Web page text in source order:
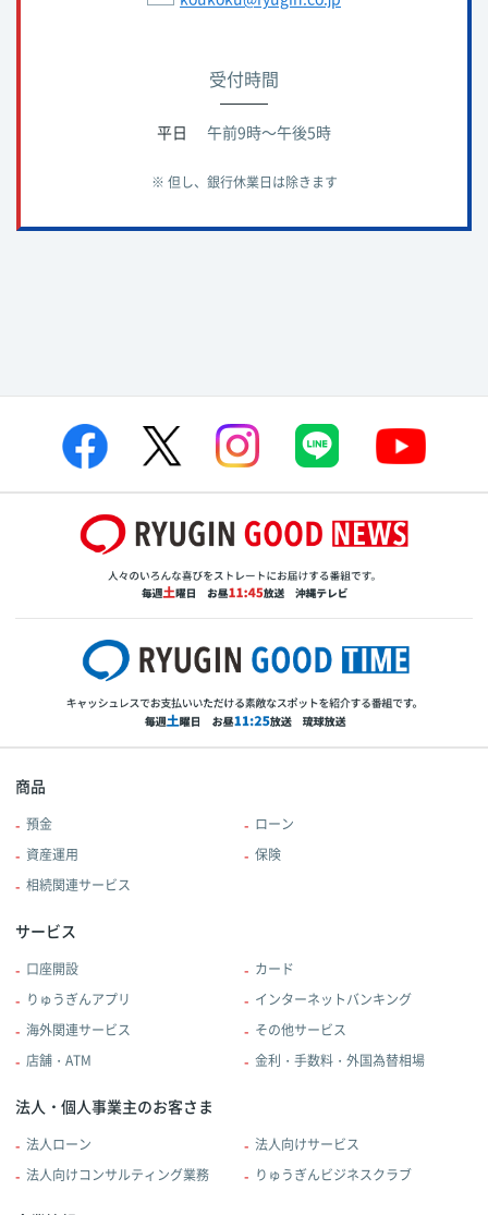
受付時間
平日 午前9時～午後5時
※ 但し、銀行休業日は除きます
商品
預金
ローン
資産運用
保険
相続関連サービス
サービス
口座開設
カード
りゅうぎんアプリ
インターネットバンキング
海外関連サービス
その他サービス
店舗・ATM
金利・手数料・外国為替相場
法人・個人事業主のお客さま
法人ローン
法人向けサービス
法人向けコンサルティング業務
りゅうぎんビジネスクラブ